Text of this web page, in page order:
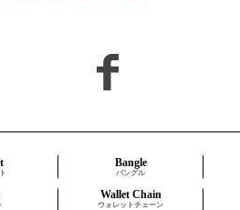
Bangle
バングル
Wallet Chain
ウォレットチェーン